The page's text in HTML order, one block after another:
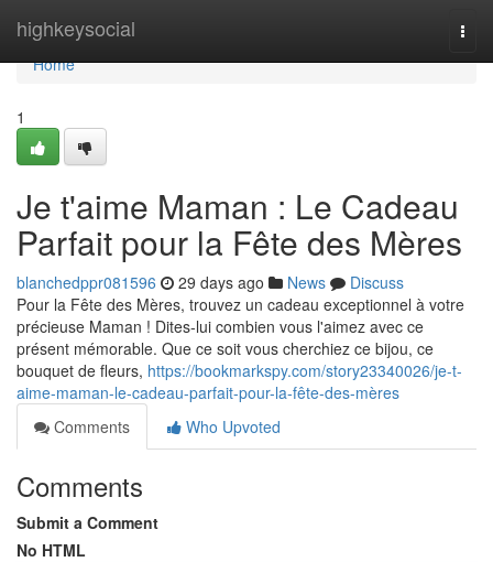
highkeysocial
Home
Home
1
Je t'aime Maman : Le Cadeau
Parfait pour la Fête des Mères
blanchedppr081596 29 days ago News
Discuss
Pour la Fête des Mères, trouvez un cadeau exceptionnel à votre
précieuse Maman ! Dites-lui combien vous l'aimez avec ce
présent mémorable. Que ce soit vous cherchiez ce bijou, ce
bouquet de fleurs, https://bookmarkspy.com/story23340026/je-t-
aime-maman-le-cadeau-parfait-pour-la-fête-des-mères
Comments
Who Upvoted
Comments
Submit a Comment
No HTML